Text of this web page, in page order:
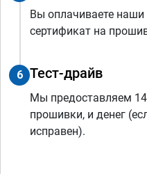
Вы оплачиваете
сертификат на
6 Тест-драйв
Мы предоставляем
прошивки, и денег
исправен).